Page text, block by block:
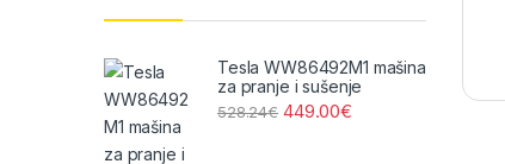
Tesla WW86492M1 mašina
za pranje i sušenje
528.24€ 449.00€